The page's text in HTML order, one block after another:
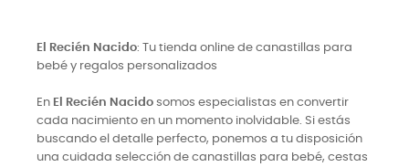
El Recién Nacido: Tu tienda online de canastillas para
bebé y regalos personalizados
En El Recién Nacido somos especialistas en convertir
cada nacimiento en un momento inolvidable. Si estás
buscando el detalle perfecto, ponemos a tu disposición
una cuidada selección de canastillas para bebé, cestas